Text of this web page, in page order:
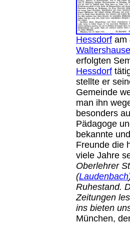
Hessdorf am
erfolgten
Hessdorf
stellte er
Gemeinde
man ihn
besonders
Pädagoge
bekannte
Freunde die
viele Jahre
Oberlehrer
(Laudenbach
Ruhestand.
Zeitungen
ins bieten
München,